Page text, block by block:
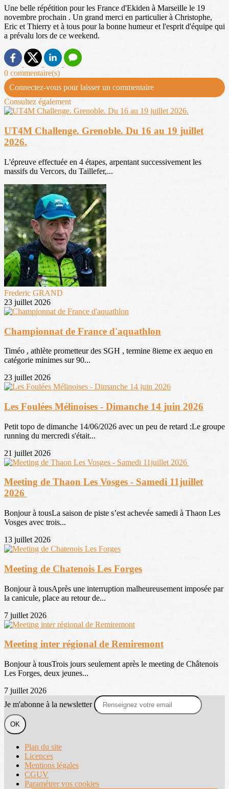
Une belle répétition pour les France d'Ekiden à Marseille le 19
novembre prochain . Un grand merci en particulier à Christophe,
Eric et Thierry et à tous pour la bonne humeur et l'esprit d'équipe qui
a prévalu lors de ce weekend.
0 commentaire(s)
Connectez-vous pour laisser un commentaire
Consultez également
UT4M Challenge. Grenoble. Du 16 au 19 juillet
2026.
L'épreuve effectuée en 4 étapes, arpentant successivement les
massifs du Vercors, du Taillefer,...
Frederic GRAND
23 juillet 2026
Championnat de France d'aquathlon
Timéo , athlète prometteur des SGH , termine 8ieme ex aequo en
catégorie minimes sur 90...
23 juillet 2026
Les Foulées Mélinoises - Dimanche 14 juin 2026
Petit topo de dimanche 14/06/2026 avec un peu de retard :Le groupe
running du mercredi s'était...
21 juillet 2026
Meeting de Thaon Les Vosges - Samedi 11juillet
2026
Bonjour à tousLa saison de piste s’est achevée samedi à Thaon Les
Vosges avec trois...
13 juillet 2026
Meeting de Chatenois Les Forges
Bonjour à tousAprès une interruption malheureusement imposée par
la canicule, place au retour de...
7 juillet 2026
Meeting inter régional de Remiremont
Bonjour à tousTrois jours seulement après le meeting de Châtenois
Les Forges, deux jeunes...
7 juillet 2026
Je m'abonne à la newsletter
OK
Plan du site
Licences
Mentions légales
CGUV
Paramétrer vos cookies